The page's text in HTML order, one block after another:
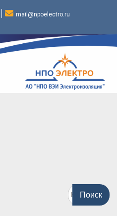
mail@npoelectro.ru
Поиск
по: